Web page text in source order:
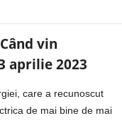
vin
aprilie 2023
care a recunoscut
de mai bine de mai